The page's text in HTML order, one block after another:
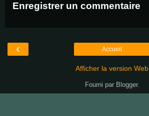
Enregistrer un commentaire
‹ Accueil
Afficher la version Web
Fourni par Blogger.